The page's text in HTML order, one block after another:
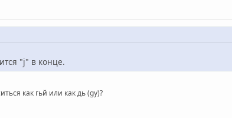
"j" в конце.
как гьй или как дь (gy)?